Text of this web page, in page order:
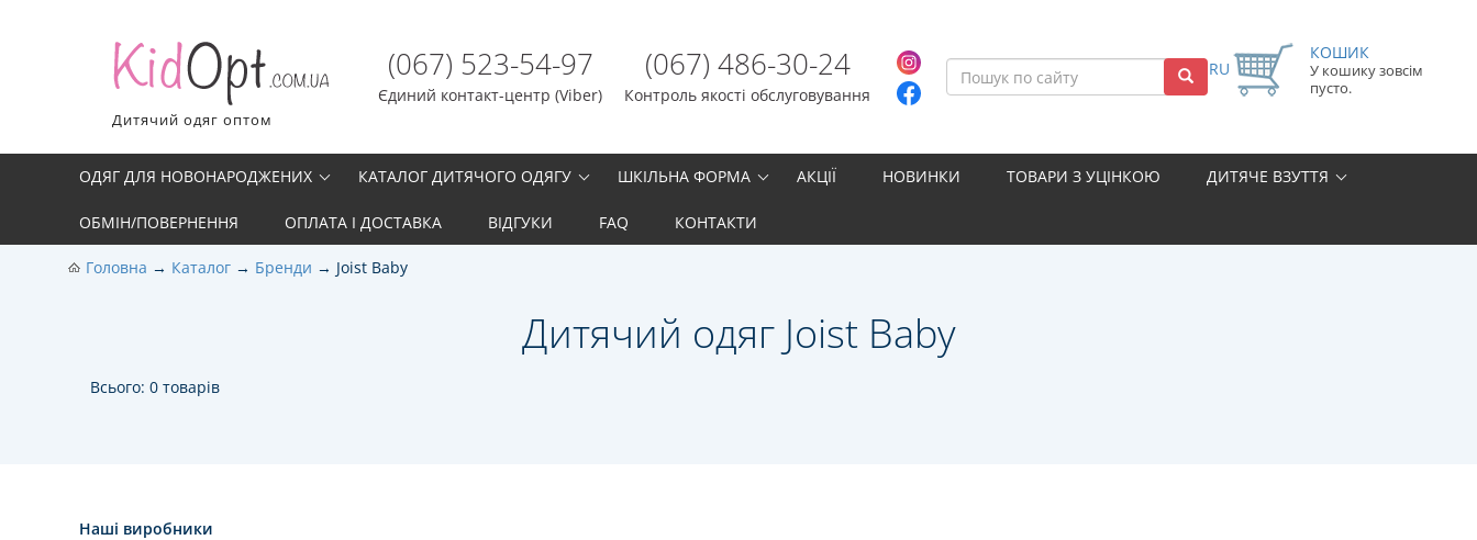
Дитячий одяг оптом
(067) 523-54-97
Єдиний контакт-центр (Viber)
(067) 486-30-24
Контроль якості обслуговування
RU
КОШИК
У кошику зовсім
пусто.
ОДЯГ ДЛЯ НОВОНАРОДЖЕНИХ КАТАЛОГ ДИТЯЧОГО ОДЯГУ ШКІЛЬНА ФОРМА АКЦІЇ НОВИНКИ ТОВАРИ З УЦІНКОЮ ДИТЯЧЕ ВЗУТТЯ
ОБМІН/ПОВЕРНЕННЯ ОПЛАТА І ДОСТАВКА ВІДГУКИ FAQ КОНТАКТИ
Головна Каталог Бренди Joist Baby
Дитячий одяг Joist Baby
Всього: 0 товарів
Наші виробники